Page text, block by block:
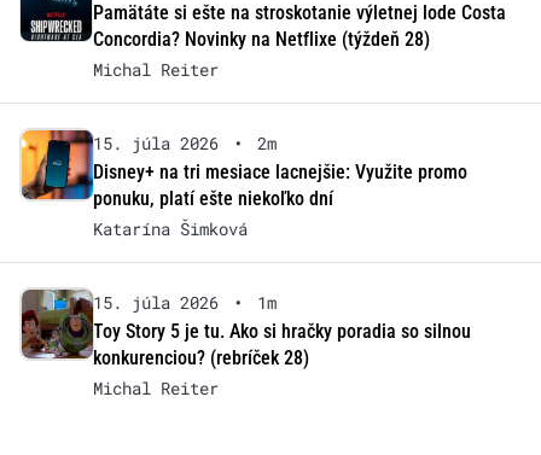
Pamätáte si ešte na stroskotanie výletnej lode Costa
Concordia? Novinky na Netflixe (týždeň 28)
Michal Reiter
15. júla 2026 •
2m
Disney+ na tri mesiace lacnejšie: Využite promo
ponuku, platí ešte niekoľko dní
Katarína Šimková
15. júla 2026 •
1m
Toy Story 5 je tu. Ako si hračky poradia so silnou
konkurenciou? (rebríček 28)
Michal Reiter